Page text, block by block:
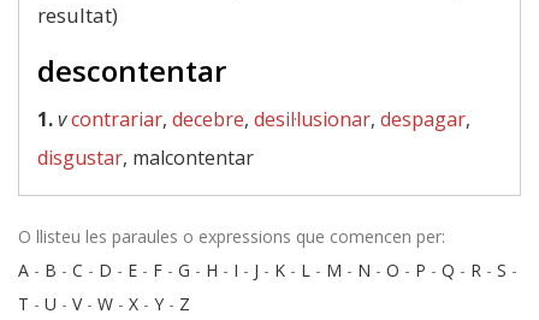
resultat)
descontentar
1.vcontrariar, decebre, desil·lusionar, despagar,
disgustar, malcontentar
O llisteu les paraules o expressions que comencen per:
A - B - C - D - E - F - G - H - I - J - K - L - M - N - O - P - Q - R - S -
T - U - V- W - X - Y - Z